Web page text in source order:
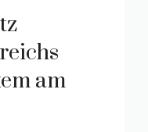
am